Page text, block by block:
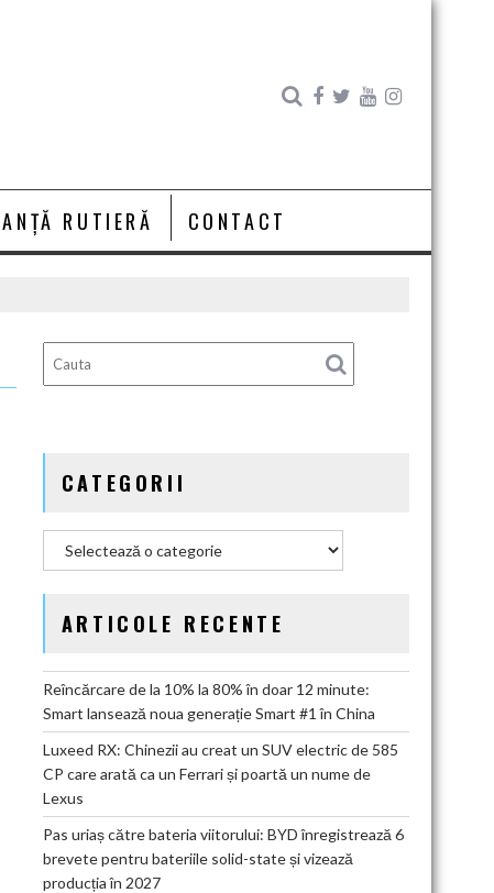
RUTIERĂ CONTACT
CATEGORII
ARTICOLE RECENTE
Reîncărcare de la 10% la 80% în doar 12 minute:
Smart lansează noua generație Smart #1 în China
Luxeed RX: Chinezii au creat un SUV electric de 585
CP care arată ca un Ferrari și poartă un nume de
Lexus
Pas uriaș către bateria viitorului: BYD înregistrează 6
brevete pentru bateriile solid-state și vizează
producția în 2027